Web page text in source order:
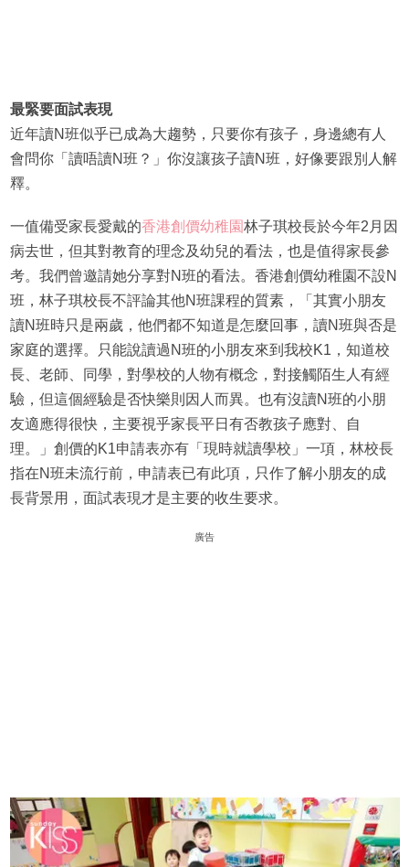
最緊要面試表現
近年讀N班似乎已成為大趨勢，只要你有孩子，身邊總有人
會問你「讀唔讀N班？」你沒讓孩子讀N班，好像要跟別人解
釋。
一值備受家長愛戴的香港創價幼稚園林子琪校長於今年2月因
病去世，但其對教育的理念及幼兒的看法，也是值得家長參
考。我們曾邀請她分享對N班的看法。香港創價幼稚園不設N
班，林子琪校長不評論其他N班課程的質素，「其實小朋友
讀N班時只是兩歲，他們都不知道是怎麼回事，讀N班與否是
家庭的選擇。只能說讀過N班的小朋友來到我校K1，知道校
長、老師、同學，對學校的人物有概念，對接觸陌生人有經
驗，但這個經驗是否快樂則因人而異。也有沒讀N班的小朋
友適應得很快，主要視乎家長平日有否教孩子應對、自
理。」創價的K1申請表亦有「現時就讀學校」一項，林校長
指在N班未流行前，申請表已有此項，只作了解小朋友的成
長背景用，面試表現才是主要的收生要求。
廣告